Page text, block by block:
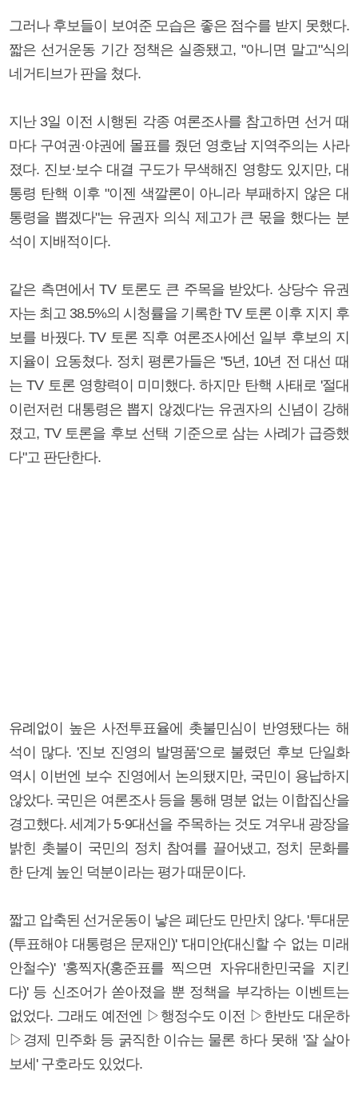
그러나 후보들이 보여준 모습은 좋은 점수를 받지 못했다.
짧은 선거운동 기간 정책은 실종됐고, "아니면 말고"식의
네거티브가 판을 쳤다.
지난 3일 이전 시행된 각종 여론조사를 참고하면 선거 때
마다 구여권·야권에 몰표를 줬던 영호남 지역주의는 사라
졌다. 진보·보수 대결 구도가 무색해진 영향도 있지만, 대
통령 탄핵 이후 "이젠 색깔론이 아니라 부패하지 않은 대
통령을 뽑겠다"는 유권자 의식 제고가 큰 몫을 했다는 분
석이 지배적이다.
같은 측면에서 TV 토론도 큰 주목을 받았다. 상당수 유권
자는 최고 38.5%의 시청률을 기록한 TV 토론 이후 지지 후
보를 바꿨다. TV 토론 직후 여론조사에선 일부 후보의 지
지율이 요동쳤다. 정치 평론가들은 "5년, 10년 전 대선 때
는 TV 토론 영향력이 미미했다. 하지만 탄핵 사태로 '절대
이런저런 대통령은 뽑지 않겠다'는 유권자의 신념이 강해
졌고, TV 토론을 후보 선택 기준으로 삼는 사례가 급증했
다"고 판단한다.
유례없이 높은 사전투표율에 촛불민심이 반영됐다는 해
석이 많다. '진보 진영의 발명품'으로 불렸던 후보 단일화
역시 이번엔 보수 진영에서 논의됐지만, 국민이 용납하지
않았다. 국민은 여론조사 등을 통해 명분 없는 이합집산을
경고했다. 세계가 5·9대선을 주목하는 것도 겨우내 광장을
밝힌 촛불이 국민의 정치 참여를 끌어냈고, 정치 문화를
한 단계 높인 덕분이라는 평가 때문이다.
짧고 압축된 선거운동이 낳은 폐단도 만만치 않다. '투대문
(투표해야 대통령은 문재인)' '대미안(대신할 수 없는 미래
안철수)' '홍찍자(홍준표를 찍으면 자유대한민국을 지킨
다)' 등 신조어가 쏟아졌을 뿐 정책을 부각하는 이벤트는
없었다. 그래도 예전엔 ▷행정수도 이전 ▷한반도 대운하
▷경제 민주화 등 굵직한 이슈는 물론 하다 못해 '잘 살아
보세' 구호라도 있었다.